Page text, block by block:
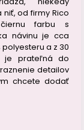
od firmy Rico
farbu s
návinu je cca
polyesteru a z 30
je prateľná do
detailov
chcete dodať